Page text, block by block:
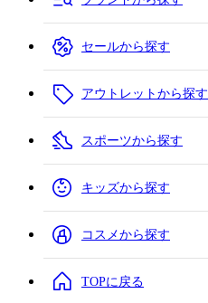
セールから探す
アウトレットから探す
スポーツから探す
キッズから探す
コスメから探す
TOPに戻る